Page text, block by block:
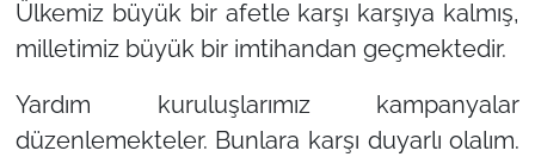
Ülkemiz büyük bir afetle karşı karşıya kalmış,
milletimiz büyük bir imtihandan geçmektedir.
Yardım kuruluşlarımız kampanyalar
düzenlemekteler. Bunlara karşı duyarlı olalım.